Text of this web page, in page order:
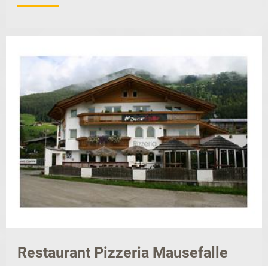
Restaurant Pizzeria Mausefalle